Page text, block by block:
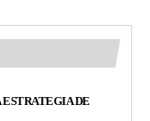
DE